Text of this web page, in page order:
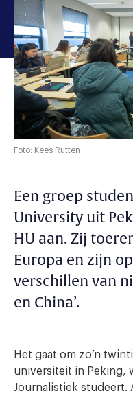
Foto: Kees Rutten
Een groep
University uit
HU aan. Zij
Europa en zijn
verschillen van
en China’.
Het gaat om zo’n
universiteit in Peking,
Journalistiek studeert.